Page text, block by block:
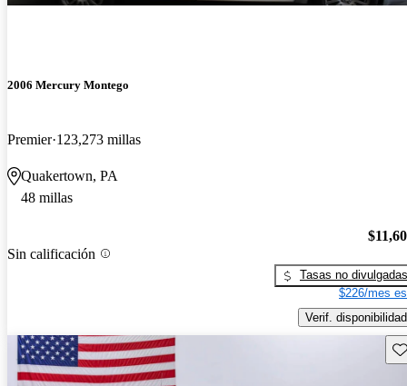
2006 Mercury Montego
Premier 123,273 millas
Quakertown, PA
48 millas
Sin calificación
Tasas no divulgadas
$226/mes
Verif. disponibilidad